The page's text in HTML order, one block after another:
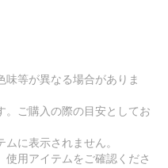
等が異なる場合がありま
ご購入の際の目安としてお
に表示されません。
用アイテムをご確認くださ